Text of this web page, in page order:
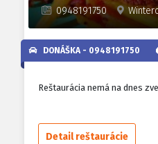
0948191750
DONÁŠKA - 0948191750
Reštaurácia nemá na dnes
Detail reštaurácie